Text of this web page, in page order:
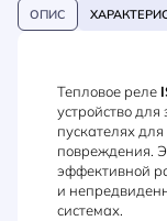
ОПИС
Тепловое реле
устройство
пускателях
повреждения.
эффективной
и
системах.